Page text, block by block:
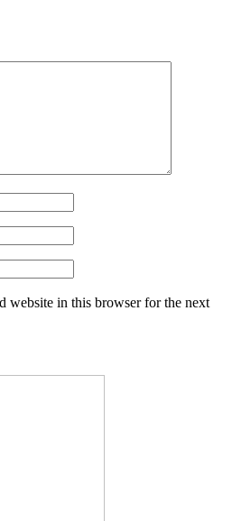
website in this browser for the next